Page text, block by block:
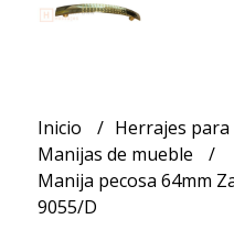
Inicio
Herrajes para
Manijas de mueble
Manija pecosa 64mm
9055/D